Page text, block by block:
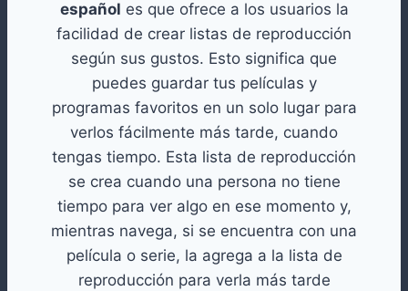
español es que ofrece a los usuarios la
facilidad de crear listas de reproducción
según sus gustos. Esto significa que
puedes guardar tus películas y
programas favoritos en un solo lugar para
verlos fácilmente más tarde, cuando
tengas tiempo. Esta lista de reproducción
se crea cuando una persona no tiene
tiempo para ver algo en ese momento y,
mientras navega, si se encuentra con una
película o serie, la agrega a la lista de
reproducción para verla más tarde